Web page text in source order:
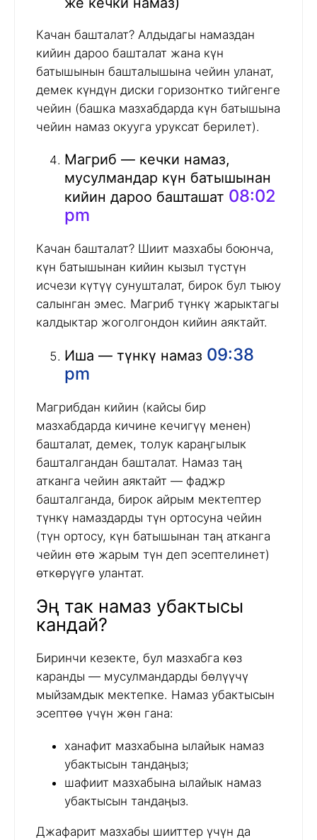
Качан башталат? Алдыдагы намаздан
кийин дароо башталат жана күн
батышынын башталышына чейин уланат,
демек күндүн диски горизонтко тийгенге
чейин (башка мазхабдарда күн батышына
чейин намаз окууга уруксат берилет).
Магриб — кечки намаз,
мусулмандар күн батышынан
кийин дароо башташат 08:02
pm
Качан башталат? Шиит мазхабы боюнча,
күн батышынан кийин кызыл түстүн
исчези күтүү сунушталат, бирок бул тыюу
салынган эмес. Магриб түнкү жарыктагы
калдыктар жоголгондон кийин аяктайт.
Иша — түнкү намаз 09:38
pm
Магрибдан кийин (кайсы бир
мазхабдарда кичине кечигүү менен)
башталат, демек, толук караңгылык
башталгандан башталат. Намаз таң
атканга чейин аяктайт — фаджр
башталганда, бирок айрым мектептер
түнкү намаздарды түн ортосуна чейин
(түн ортосу, күн батышынан таң атканга
чейин өтө жарым түн деп эсептелинет)
өткөрүүгө улантат.
Эң так намаз убактысы
кандай?
Биринчи кезекте, бул мазхабга көз
каранды — мусулмандарды бөлүүчү
мыйзамдык мектепке. Намаз убактысын
эсептөө үчүн жөн гана:
ханафит мазхабына ылайык намаз
убактысын тандаңыз;
шафиит мазхабына ылайык намаз
убактысын тандаңыз.
Джафарит мазхабы шииттер үчүн да